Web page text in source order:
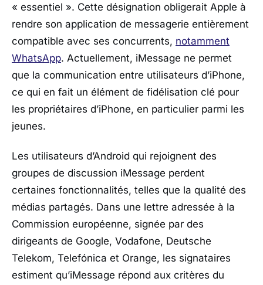
« essentiel ». Cette désignation obligerait Apple à
rendre son application de messagerie entièrement
compatible avec ses concurrents, notamment
WhatsApp. Actuellement, iMessage ne permet
que la communication entre utilisateurs d’iPhone,
ce qui en fait un élément de fidélisation clé pour
les propriétaires d’iPhone, en particulier parmi les
jeunes.
Les utilisateurs d’Android qui rejoignent des
groupes de discussion iMessage perdent
certaines fonctionnalités, telles que la qualité des
médias partagés. Dans une lettre adressée à la
Commission européenne, signée par des
dirigeants de Google, Vodafone, Deutsche
Telekom, Telefónica et Orange, les signataires
estiment qu’iMessage répond aux critères du